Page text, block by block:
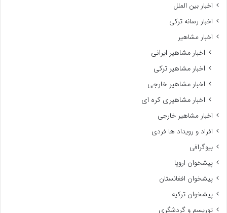
اخبار بین الملل
اخبار رسانه ترکی
اخبار مشاهیر
اخبار مشاهیر ایرانی
اخبار مشاهیر ترکی
اخبار مشاهیر خارجی
اخبار مشاهیری کره ای
اخبار مشاهیر خارجی
افراد و رویداد ها فردی
بیوگرافی
پیشخوان اروپا
پیشخوان افغانستان
پیشخوان ترکیه
توریسم و گردشگری